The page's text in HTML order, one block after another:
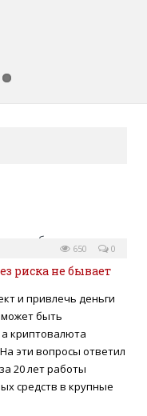
0
650
риска не бывает
и привлечь деньги
быть
криптовалюта
эти вопросы ответил
20 лет работы
средств в крупные